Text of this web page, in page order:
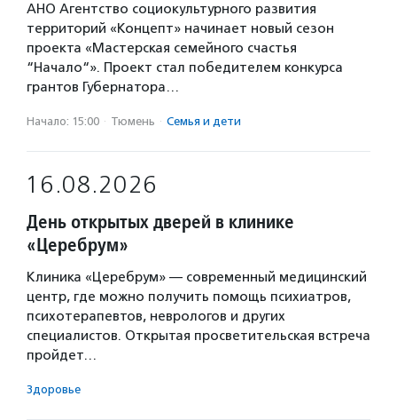
АНО Агентство социокультурного развития
территорий «Концепт» начинает новый сезон
проекта «Мастерская семейного счастья
“Начало“». Проект стал победителем конкурса
грантов Губернатора…
Начало: 15:00 · Тюмень · Семья и дети
16.08.2026
День открытых дверей в клинике
«Церебрум»
Клиника «Церебрум» — современный медицинский
центр, где можно получить помощь психиатров,
психотерапевтов, неврологов и других
специалистов. Открытая просветительская встреча
пройдет…
Здоровье